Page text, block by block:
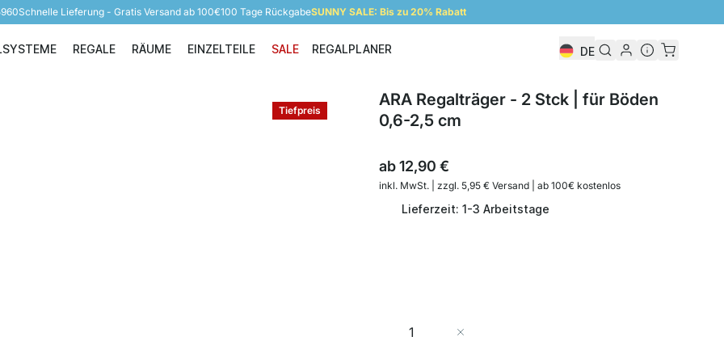
Schnelle Lieferung - Gratis Versand ab 100€100 Tage RückgabeSUNNY SALE: Bis zu 20% Rabatt
Regalsysteme
REGALE
Regale
RÄUME
Räume
EINZELTEILE
Einzelteile
SALE REGALPLANER DE
Tiefpreis
ARA Regalträger - 2 Stck | für Böden
0,6-2,5 cm
ab12,90 €
inkl. MwSt. | zzgl. 5,95 € Versand | ab 100€ kostenlos
Lieferzeit: 1-3 Arbeitstage
Menge